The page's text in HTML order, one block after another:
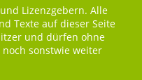
und Lizenzgebern. Alle
Texte auf dieser Seite
und dürfen ohne
sonstwie weiter